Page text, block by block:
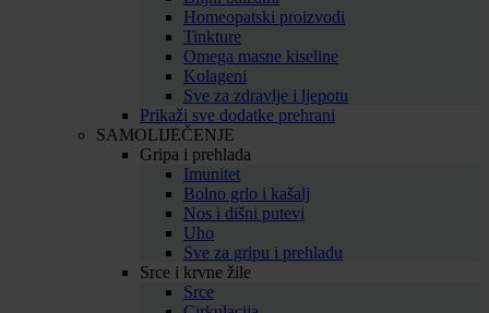
Homeopatski proizvodi
Tinkture
Omega masne kiseline
Kolageni
Sve za zdravlje i ljepotu
Prikaži sve dodatke prehrani
SAMOLIJEČENJE
Gripa i prehlada
Imunitet
Bolno grlo i kašalj
Nos i dišni putevi
Uho
Sve za gripu i prehladu
Srce i krvne žile
Srce